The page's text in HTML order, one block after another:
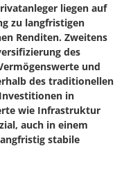
liegen auf
zu langfristigen
Renditen. Zweitens
des
und
des traditionellen
in
wie Infrastruktur
auch in einem
stabile